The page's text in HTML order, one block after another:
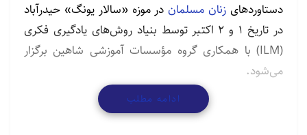
دستاوردهای زنان مسلمان در موزه «سالار یونگ» حیدرآباد
در تاریخ ۱ و ۲ اکتبر توسط بنیاد روش‌های یادگیری فکری
(ILM) با همکاری گروه مؤسسات آموزشی شاهین برگزار
می‌شود.
این نمایشگاه با هدف آموزش مردم عادی در مورد
دستاوردهای خیره کننده زنان مسلمان برگزار خواهد شد.
ادامه مطلب